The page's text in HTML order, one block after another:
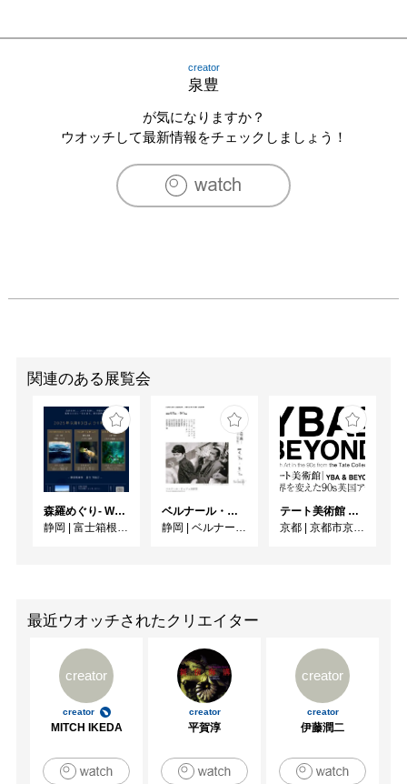
creator
泉豊
が気になりますか？
ウオッチして最新情報をチェックしましょう！
関連のある展覧会
森羅めぐり- Wandering in Shinra -
静岡 | 富士箱根カントリークラブ
ベルナール・ビュフェと写真 ーカメラがとらえたビュフェとその時代、そして21 世紀へ
静岡 | ベルナール・ビュフェ美術館
テート美術館 ― YBA & BEYOND 世界を変えた90s英国アート
京都 | 京都市京セラ美術館
最近ウオッチされたクリエイター
creator
creator
MITCH IKEDA
creator
平賀淳
creator
creator
伊藤潤二